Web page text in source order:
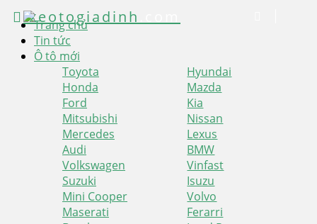
Trang chủ
Tin tức
Ô tô mới
Toyota
Hyundai
Honda
Mazda
Ford
Kia
Mitsubishi
Nissan
Mercedes
Lexus
Audi
BMW
Volkswagen
Vinfast
Suzuki
Isuzu
Mini Cooper
Volvo
Maserati
Ferarri
xeotogiadinh